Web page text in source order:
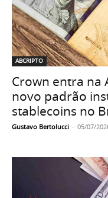
ABCRIPTO
Crown entra na
novo padrão
stablecoins no
Gustavo Bertolucci - 05/07/